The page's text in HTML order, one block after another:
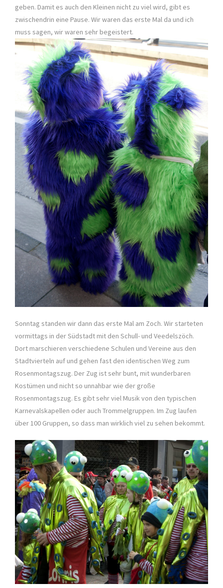
geben. Damit es auch den Kleinen nicht zu viel wird, gibt es
zwischendrin eine Pause. Wir waren das erste Mal da und ich
muss sagen, wir waren sehr begeistert.
Sonntag standen wir dann das erste Mal am Zoch. Wir starteten
vormittags in der Südstadt mit den Schull- und Veedelszöch.
Dort marschieren verschiedene Schulen und Vereine aus den
Stadtvierteln auf und gehen fast den identischen Weg zum
Rosenmontagszug. Der Zug ist sehr bunt, mit wunderbaren
Kostümen und nicht so unnahbar wie der große
Rosenmontagszug. Es gibt sehr viel Musik von den typischen
Karnevalskapellen oder auch Trommelgruppen. Im Zug laufen
über 100 Gruppen, so dass man wirklich viel zu sehen bekommt.